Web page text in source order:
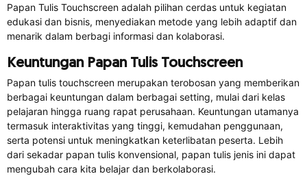
Papan Tulis Touchscreen adalah pilihan cerdas untuk kegiatan
edukasi dan bisnis, menyediakan metode yang lebih adaptif dan
menarik dalam berbagi informasi dan kolaborasi.
Keuntungan Papan Tulis Touchscreen
Papan tulis touchscreen merupakan terobosan yang memberikan
berbagai keuntungan dalam berbagai setting, mulai dari kelas
pelajaran hingga ruang rapat perusahaan. Keuntungan utamanya
termasuk interaktivitas yang tinggi, kemudahan penggunaan,
serta potensi untuk meningkatkan keterlibatan peserta. Lebih
dari sekadar papan tulis konvensional, papan tulis jenis ini dapat
mengubah cara kita belajar dan berkolaborasi.